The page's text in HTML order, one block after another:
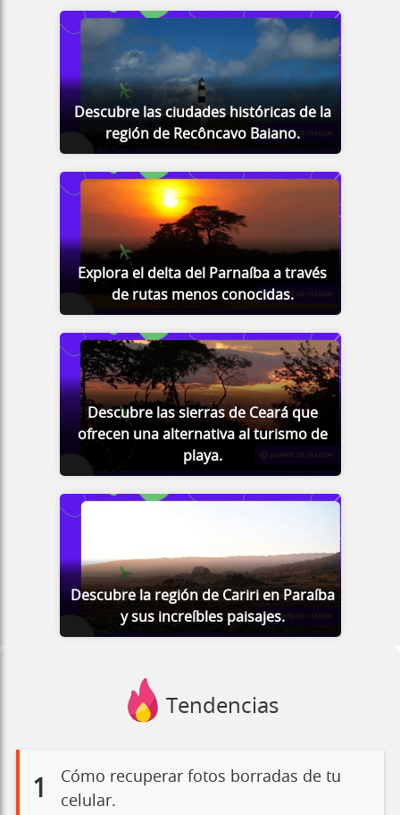
Descubre las ciudades históricas de la
región de Recôncavo Baiano.
Explora el delta del Parnaíba a través
de rutas menos conocidas.
Descubre las sierras de Ceará que
ofrecen una alternativa al turismo de
playa.
Descubre la región de Cariri en Paraíba
y sus increíbles paisajes.
Tendencias
1
Cómo recuperar fotos borradas de tu
celular.